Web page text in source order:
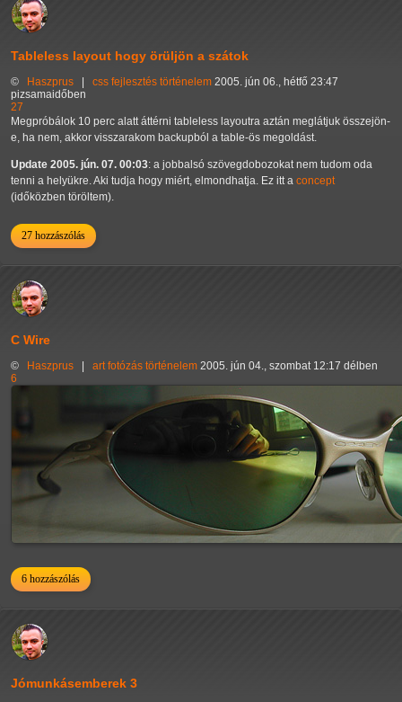
Tableless layout hogy örüljön a szátok
© Haszprus css fejlesztés történelem 2005. jún 06., hétfő 23:47
pizsamaidőben
27
Megpróbálok 10 perc alatt áttérni tableless layoutra aztán meglátjuk összejön-
e, ha nem, akkor visszarakom backupból a table-ös megoldást.
Update 2005. jún. 07. 00:03: a jobbalsó szövegdobozokat nem tudom oda
tenni a helyükre. Aki tudja hogy miért, elmondhatja. Ez itt a concept
(időközben töröltem).
27 hozzászólás
C Wire
© Haszprus art fotózás történelem 2005. jún 04., szombat 12:17 délben
6
6 hozzászólás
Jómunkásemberek 3